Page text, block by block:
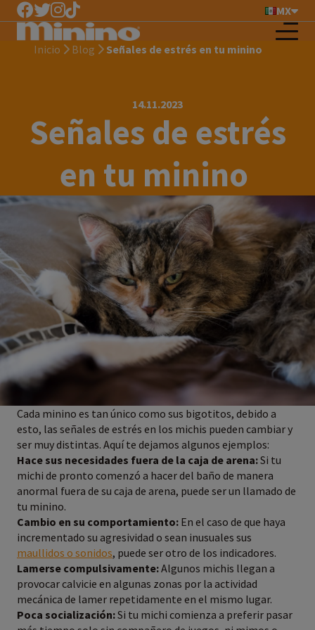
MX
Inicio Blog Señales de estrés en tu minino
14.11.2023
Señales de estrés
en tu minino
Cada minino es tan único como sus bigotitos, debido a
esto, las señales de estrés en los michis pueden cambiar y
ser muy distintas. Aquí te dejamos algunos ejemplos:
Hace sus necesidades fuera de la caja de arena:Si tu
michi de pronto comenzó a hacer del baño de manera
anormal fuera de su caja de arena, puede ser un llamado de
tu minino.
Cambio en su comportamiento: En el caso de que haya
incrementado su agresividad o sean inusuales sus
maullidos o sonidos, puede ser otro de los indicadores.
Lamerse compulsivamente:Algunos michis llegan a
provocar calvicie en algunas zonas por la actividad
mecánica de lamer repetidamente en el mismo lugar.
Poca socialización:Si tu michi comienza a preferir pasar